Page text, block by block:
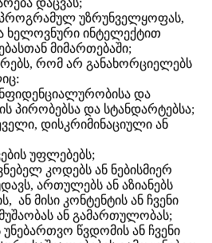
დაცვას;
პროგრამულ უზრუნველყოფას,
ინტელექტით
მიმართებაში;
რომ არ განახორციელებს
და
პირობებსა და სტანდარტებსა;
დისკრიმინაციული ან
უფლებებს;
კოდებს ან ნებისმიერ
ართულებს ან აზიანებს
ან მისი კონტენტის ან ჩვენი
ან გამართულობას;
წვდომის ან ჩვენი